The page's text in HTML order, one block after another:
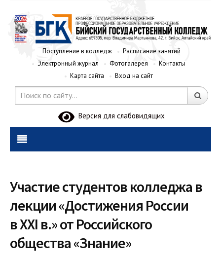
Поступление в колледж
Расписание занятий
Электронный журнал
Фотогалерея
Контакты
Карта сайта
Вход на сайт
Версия для слабовидящих
Участие студентов колледжа в
лекции «Достижения России
в XXI в.» от Российского
общества «Знание»